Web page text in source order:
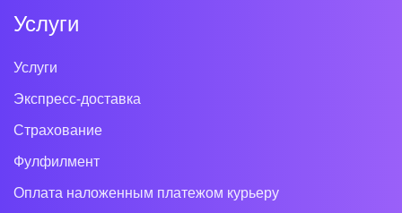
Услуги
Услуги
Экспресс-доставка
Страхование
Фулфилмент
Оплата наложенным платежом курьеру